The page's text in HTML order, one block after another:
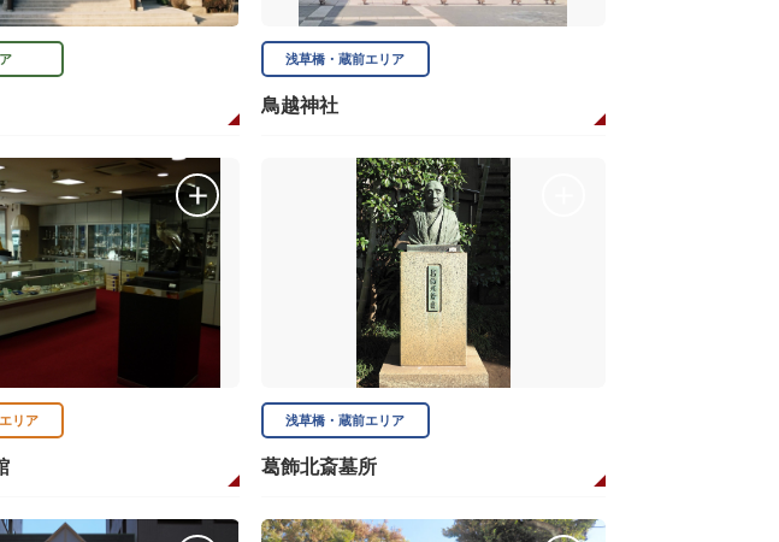
浅草橋・蔵前エリア
鳥越神社
リア 浅草橋・蔵前エリア
葛飾北斎墓所